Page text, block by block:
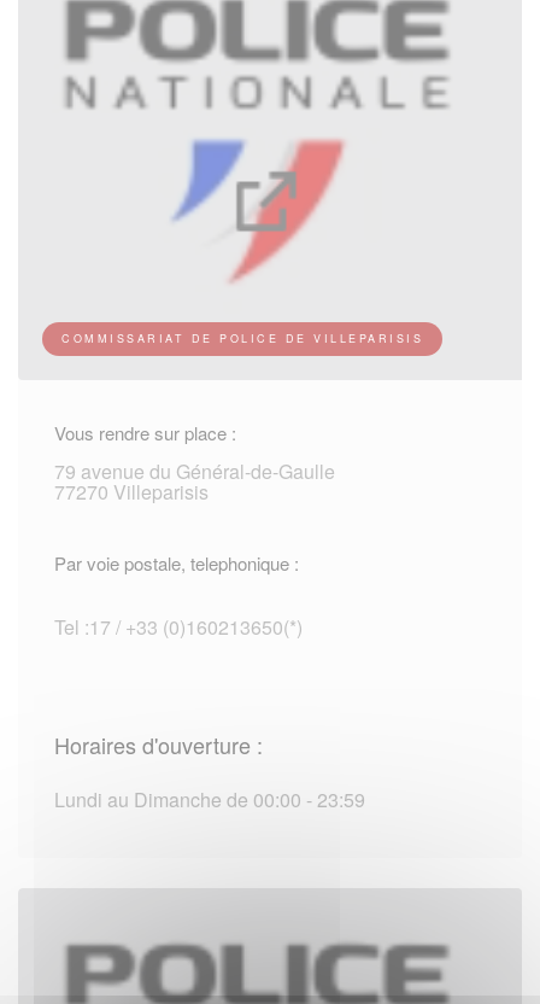
COMMISSARIAT DE POLICE DE VILLEPARISIS
Vous rendre sur place :
79 avenue du Général-de-Gaulle
77270 Villeparisis
Par voie postale, telephonique :
Tel :17 / +33 (0)160213650(*)
Horaires d'ouverture :
Lundi au Dimanche de 00:00 - 23:59